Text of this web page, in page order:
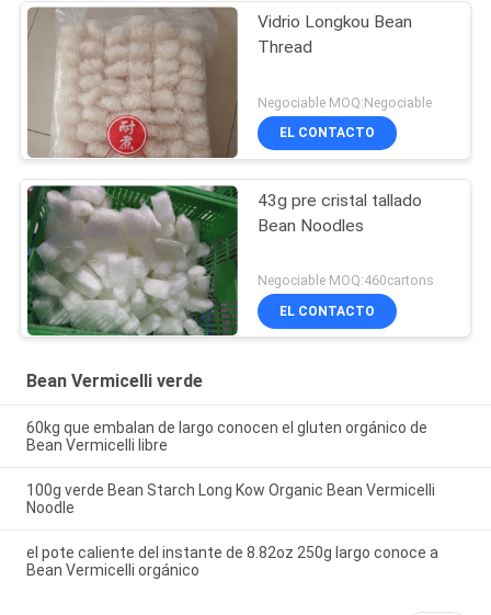
Vidrio Longkou Bean
Thread
Negociable MOQ:Negociable
EL CONTACTO
43g pre cristal tallado
Bean Noodles
Negociable MOQ:460cartons
EL CONTACTO
Bean Vermicelli verde
60kg que embalan de largo conocen el gluten orgánico de
Bean Vermicelli libre
100g verde Bean Starch Long Kow Organic Bean Vermicelli
Noodle
el pote caliente del instante de 8.82oz 250g largo conoce a
Bean Vermicelli orgánico